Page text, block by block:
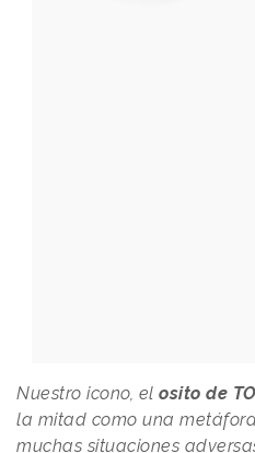
Nuestro icono, el osito de
la mitad como una
muchas situaciones